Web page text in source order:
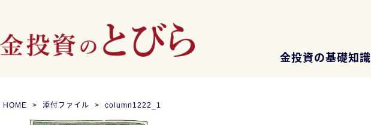
金投資の基礎知識
HOME 添付ファイル column1222_1